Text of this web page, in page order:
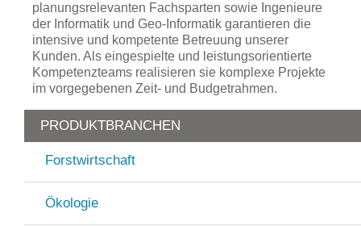
planungsrelevanten Fachsparten sowie Ingenieure
der Informatik und Geo-Informatik garantieren die
intensive und kompetente Betreuung unserer
Kunden. Als eingespielte und leistungsorientierte
Kompetenzteams realisieren sie komplexe Projekte
im vorgegebenen Zeit- und Budgetrahmen.
PRODUKTBRANCHEN
Forstwirtschaft
Ökologie